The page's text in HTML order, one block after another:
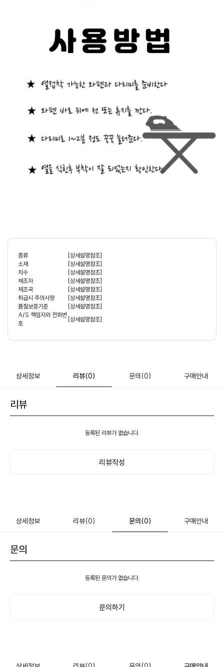
종류
[상세설명참조]
소재
[상세설명참조]
치수
[상세설명참조]
제조자
[상세설명참조]
제조국
[상세설명참조]
취급시 주의사항
[상세설명참조]
품질보증기준
[상세설명참조]
A/S 책임자와 전화번
호
[상세설명참조]
상세정보 리뷰(0) 문의 (0) 구매안내
리뷰
등록된 리뷰가 없습니다.
리뷰작성
상세정보 리뷰(0) 문의(0) 구매안내
문의
등록된 문의가 없습니다.
문의하기